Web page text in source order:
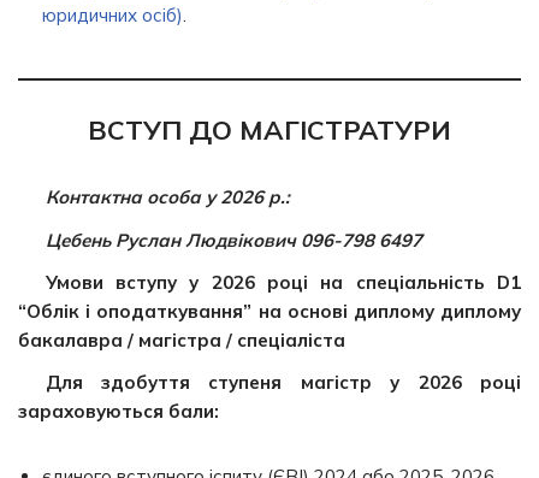
юридичних осіб).
ВСТУП ДО МАГІСТРАТУРИ
Контактна особа у 2026 р.:
Цебень Руслан Людвікович 096-798 6497
Умови вступу у 2026 році
на спеціальність D1
“Облік і оподаткування” на основі диплому диплому
бакалавра / магістра / спеціаліста
Для здобуття ступеня магістр у 2026 році
зараховуються бали: